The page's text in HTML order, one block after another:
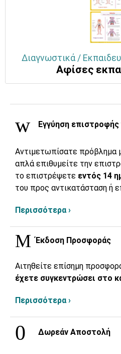
Διαγνωστικά /
Αφίσες
Εγγύηση
Αντιμετωπίσατε πρόβλημα
απλά επιθυμείτε την
το επιστρέψετε εντός 14
του προς αντικατάσταση ή
Περισσότερα ›
Έκδοση Προσφοράς
Αιτηθείτε επίσημη
έχετε συγκεντρώσει στο
Περισσότερα ›
Δωρεάν Αποστολή